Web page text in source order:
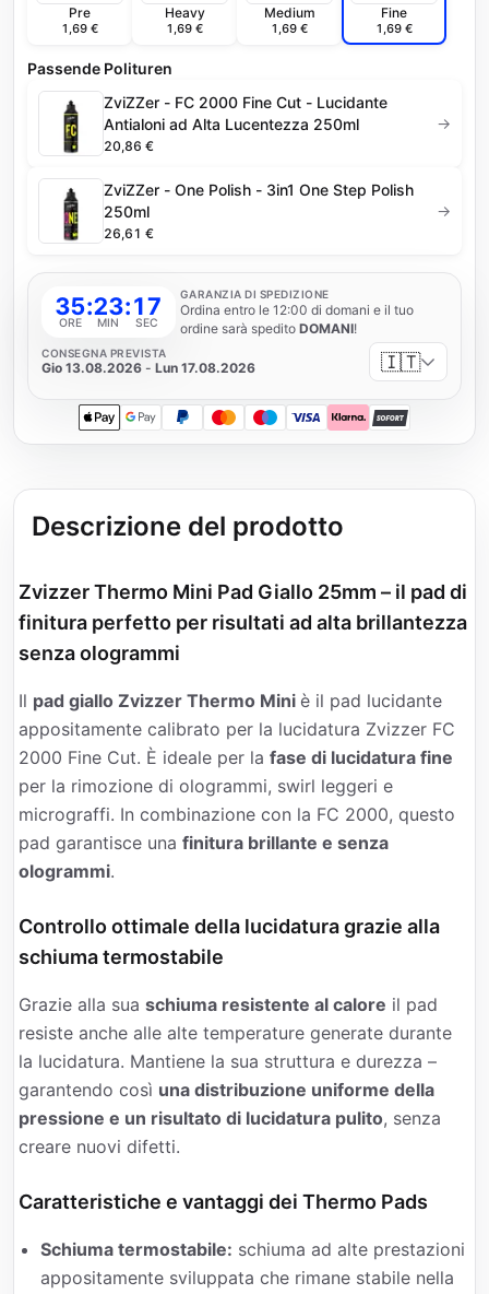
Pre
1,69 €
Heavy
1,69 €
Medium
1,69 €
Fine
1,69 €
Passende Polituren
ZviZZer - FC 2000 Fine Cut - Lucidante
Antialoni ad Alta Lucentezza 250ml
20,86 €
→
ZviZZer - One Polish - 3in1 One Step Polish
250ml
26,61 €
→
35
ORE
:23
MIN
:16
SEC
GARANZIA DI SPEDIZIONE
Ordina entro le 12:00 di domani e il tuo
ordine sarà spedito DOMANI!
CONSEGNA PREVISTA
Gio 13.08.2026 - Lun 17.08.2026 🇮🇹
Apple PayGoogle Pay
PayPalMastercardMaestro
Visa KlarnaSOFORT
Descrizione del prodotto
Zvizzer Thermo Mini Pad Giallo 25mm – il pad di
finitura perfetto per risultati ad alta brillantezza
senza ologrammi
Il pad giallo Zvizzer Thermo Mini è il pad lucidante
appositamente calibrato per la lucidatura Zvizzer FC
2000 Fine Cut. È ideale per la fase di lucidatura fine
per la rimozione di ologrammi, swirl leggeri e
micrograffi. In combinazione con la FC 2000, questo
pad garantisce una finitura brillante e senza
ologrammi.
Controllo ottimale della lucidatura grazie alla
schiuma termostabile
Grazie alla sua schiuma resistente al calore il pad
resiste anche alle alte temperature generate durante
la lucidatura. Mantiene la sua struttura e durezza –
garantendo così una distribuzione uniforme della
pressione e un risultato di lucidatura pulito, senza
creare nuovi difetti.
Caratteristiche e vantaggi dei Thermo Pads
Schiuma termostabile: schiuma ad alte prestazioni
appositamente sviluppata che rimane stabile nella